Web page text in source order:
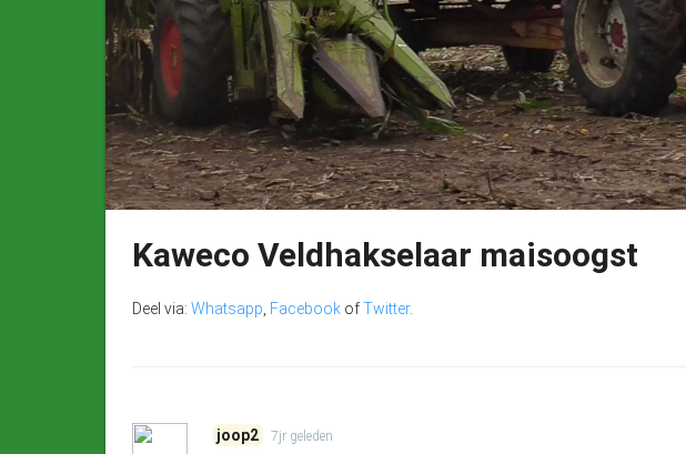
Kaweco Veldhakselaar maisoogst
Deel via: Whatsapp Facebook ofTwitter.
joop2 7jr geleden